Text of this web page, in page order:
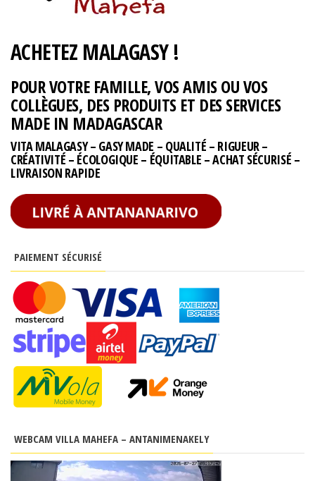
ACHETEZ MALAGASY !
POUR VOTRE FAMILLE, VOS AMIS OU VOS
COLLÈGUES, DES PRODUITS ET DES SERVICES
MADE IN MADAGASCAR
VITA MALAGASY – GASY MADE – QUALITÉ – RIGUEUR –
CRÉATIVITÉ – ÉCOLOGIQUE – ÉQUITABLE – ACHAT SÉCURISÉ –
LIVRAISON RAPIDE
PAIEMENT SÉCURISÉ
WEBCAM VILLA MAHEFA – ANTANIMENAKELY